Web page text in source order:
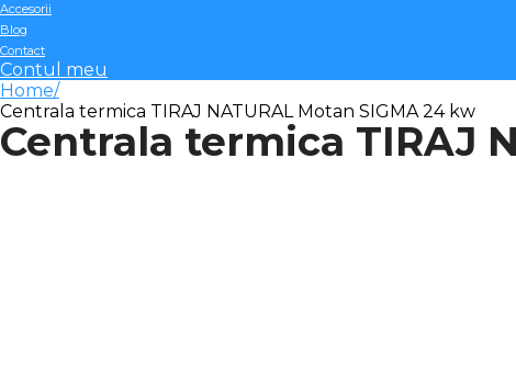
Accesorii
Blog
Contact
Contul meu
Home
Centrala termica TIRAJ NATURAL Motan SIGMA 24 kw
Centrala termica TIRAJ